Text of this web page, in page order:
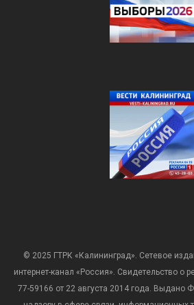
© 2025 ГТРК «Калининград». Сетевое
интернет-канал «Россия». Свидетельство
77-59166 от 22 августа 2014 года. Выдано